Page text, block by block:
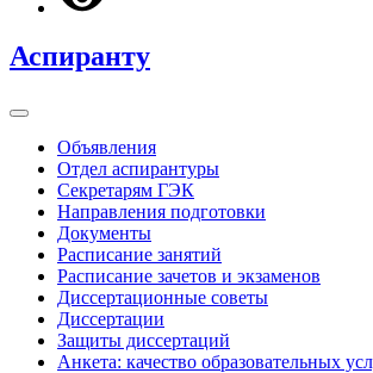
Аспиранту
Объявления
Отдел аспирантуры
Секретарям ГЭК
Направления подготовки
Документы
Расписание занятий
Расписание зачетов и экзаменов
Диссертационные советы
Диссертации
Защиты диссертаций
Анкета: качество образовательных